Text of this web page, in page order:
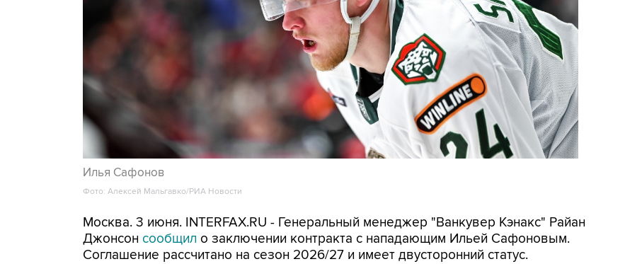
Илья Сафонов
Фото: Алексей Мальгавко/РИА Новости
Москва. 3 июня. INTERFAX.RU - Генеральный менеджер "Ванкувер Кэнакс" Райан
Джонсон сообщил о заключении контракта с нападающим Ильей Сафоновым.
Соглашение рассчитано на сезон 2026/27 и имеет двусторонний статус.